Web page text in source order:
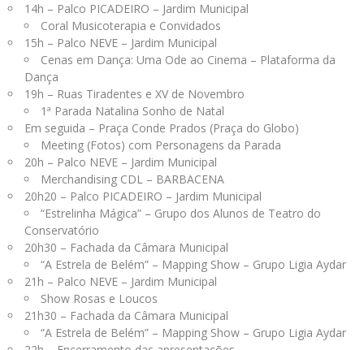
14h – Palco PICADEIRO – Jardim Municipal
Coral Musicoterapia e Convidados
15h – Palco NEVE – Jardim Municipal
Cenas em Dança: Uma Ode ao Cinema – Plataforma da
Dança
19h – Ruas Tiradentes e XV de Novembro
1ª Parada Natalina Sonho de Natal
Em seguida – Praça Conde Prados (Praça do Globo)
Meeting (Fotos) com Personagens da Parada
20h – Palco NEVE – Jardim Municipal
Merchandising CDL – BARBACENA
20h20 – Palco PICADEIRO – Jardim Municipal
“Estrelinha Mágica” – Grupo dos Alunos de Teatro do
Conservatório
20h30 – Fachada da Câmara Municipal
“A Estrela de Belém” – Mapping Show – Grupo Ligia Aydar
21h – Palco NEVE – Jardim Municipal
Show Rosas e Loucos
21h30 – Fachada da Câmara Municipal
“A Estrela de Belém” – Mapping Show – Grupo Ligia Aydar